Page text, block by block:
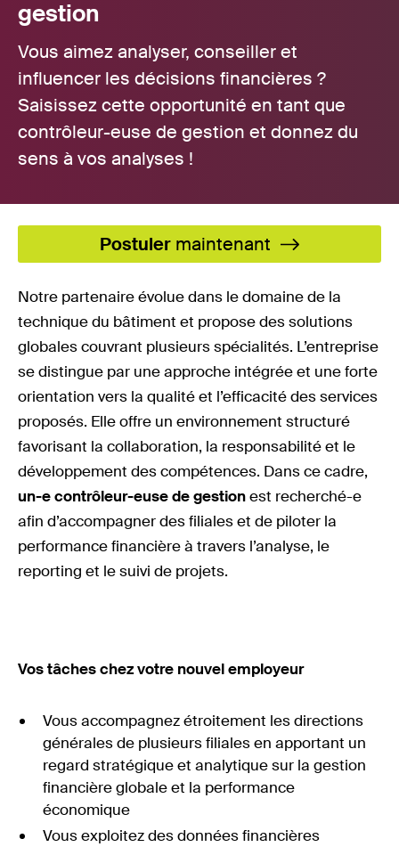
gestion
Vous aimez analyser, conseiller et
influencer les décisions financières ?
Saisissez cette opportunité en tant que
contrôleur-euse de gestion et donnez du
sens à vos analyses !
Postulermaintenant
Notre partenaire évolue dans le domaine de la
technique du bâtiment et propose des solutions
globales couvrant plusieurs spécialités. L’entreprise
se distingue par une approche intégrée et une forte
orientation vers la qualité et l’efficacité des services
proposés. Elle offre un environnement structuré
favorisant la collaboration, la responsabilité et le
développement des compétences. Dans ce cadre,
un-e contrôleur-euse de gestionest recherché-e
afin d’accompagner des filiales et de piloter la
performance financière à travers l’analyse, le
reporting et le suivi de projets.
Vos tâches chez votre nouvel employeur
Vous accompagnez étroitement les directions
générales de plusieurs filiales en apportant un
regard stratégique et analytique sur la gestion
financière globale et la performance
économique
Vous exploitez des données financières